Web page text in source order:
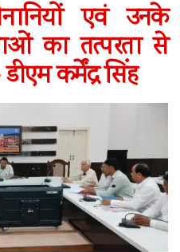
एवं उनके
का तत्परता से
कर्मेंद्र सिंह